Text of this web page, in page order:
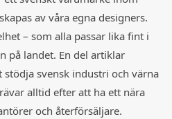
av våra egna designers.
– som alla passar lika fint i
på landet. En del artiklar
stödja svensk industri och värna
alltid efter att ha ett nära
och återförsäljare.